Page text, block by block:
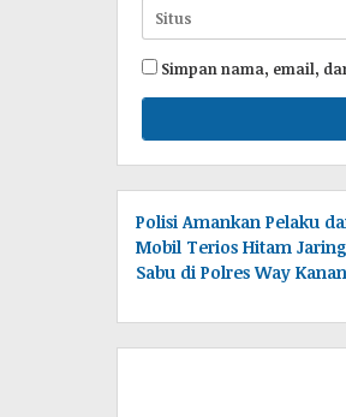
Simpan nama, email,
Polisi Amankan Pelaku
Mobil Terios Hitam
Sabu di Polres Way Kanan